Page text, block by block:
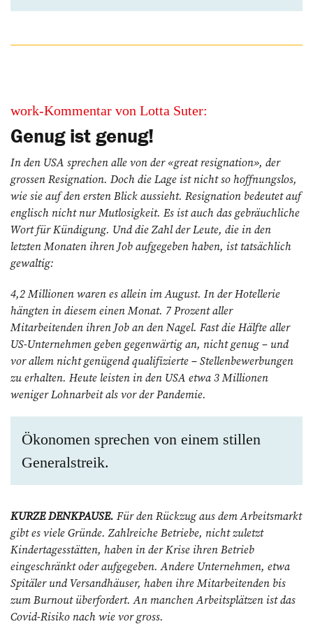
work-Kommentar von Lotta Suter:
Genug ist genug!
In den USA sprechen alle von der «great resignation», der
grossen Resignation. Doch die Lage ist nicht so hoffnungslos,
wie sie auf den ersten Blick aussieht. Resignation bedeutet auf
englisch nicht nur Mutlosigkeit. Es ist auch das gebräuchliche
Wort für Kündigung. Und die Zahl der Leute, die in den
letzten Monaten ihren Job aufgegeben haben, ist tatsächlich
gewaltig:
4,2 Millionen waren es allein im August. In der Hotellerie
hängten in diesem einen Monat. 7 Prozent aller
Mitarbeitenden ihren Job an den Nagel. Fast die Hälfte aller
US-Unternehmen geben gegenwärtig an, nicht genug – und
vor allem nicht genügend qualifizierte – Stellenbewerbungen
zu erhalten. Heute leisten in den USA etwa 3 Millionen
weniger Lohn­arbeit als vor der Pandemie.
Ökonomen sprechen von einem stillen
Generalstreik.
KURZE DENKPAUSE. Für den Rückzug aus dem Arbeitsmarkt
gibt es viele Gründe. Zahlreiche Betriebe, nicht zuletzt
Kindertagesstätten, haben in der Krise ihren Betrieb
eingeschränkt oder aufgegeben. Andere Unternehmen, etwa
Spitäler und Versandhäuser, haben ihre Mitarbeitenden bis
zum Burnout überfordert. An manchen Arbeitsplätzen ist das
Covid-Risiko nach wie vor gross.